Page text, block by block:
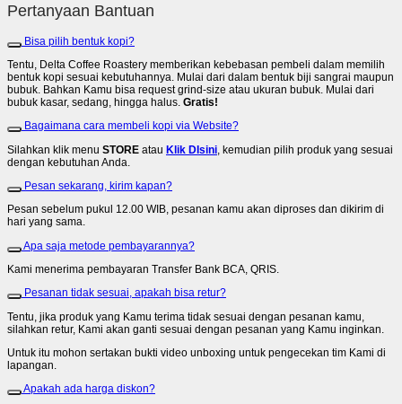
Pertanyaan Bantuan
Bisa pilih bentuk kopi?
Tentu, Delta Coffee Roastery memberikan kebebasan pembeli dalam memilih
bentuk kopi sesuai kebutuhannya. Mulai dari dalam bentuk biji sangrai maupun
bubuk. Bahkan Kamu bisa request grind-size atau ukuran bubuk. Mulai dari
bubuk kasar, sedang, hingga halus. Gratis!
Bagaimana cara membeli kopi via Website?
Silahkan klik menu STORE atau Klik DIsini , kemudian pilih produk yang sesuai
dengan kebutuhan Anda.
Pesan sekarang, kirim kapan?
Pesan sebelum pukul 12.00 WIB, pesanan kamu akan diproses dan dikirim di
hari yang sama.
Apa saja metode pembayarannya?
Kami menerima pembayaran Transfer Bank BCA, QRIS.
Pesanan tidak sesuai, apakah bisa retur?
Tentu, jika produk yang Kamu terima tidak sesuai dengan pesanan kamu,
silahkan retur, Kami akan ganti sesuai dengan pesanan yang Kamu inginkan.
Untuk itu mohon sertakan bukti video unboxing untuk pengecekan tim Kami di
lapangan.
Apakah ada harga diskon?